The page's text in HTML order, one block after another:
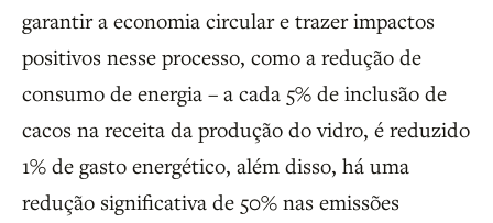
garantir a economia circular e trazer impactos
positivos nesse processo, como a redução de
consumo de energia – a cada 5% de inclusão de
cacos na receita da produção do vidro, é reduzido
1% de gasto energético, além disso, há uma
redução significativa de 50% nas emissões